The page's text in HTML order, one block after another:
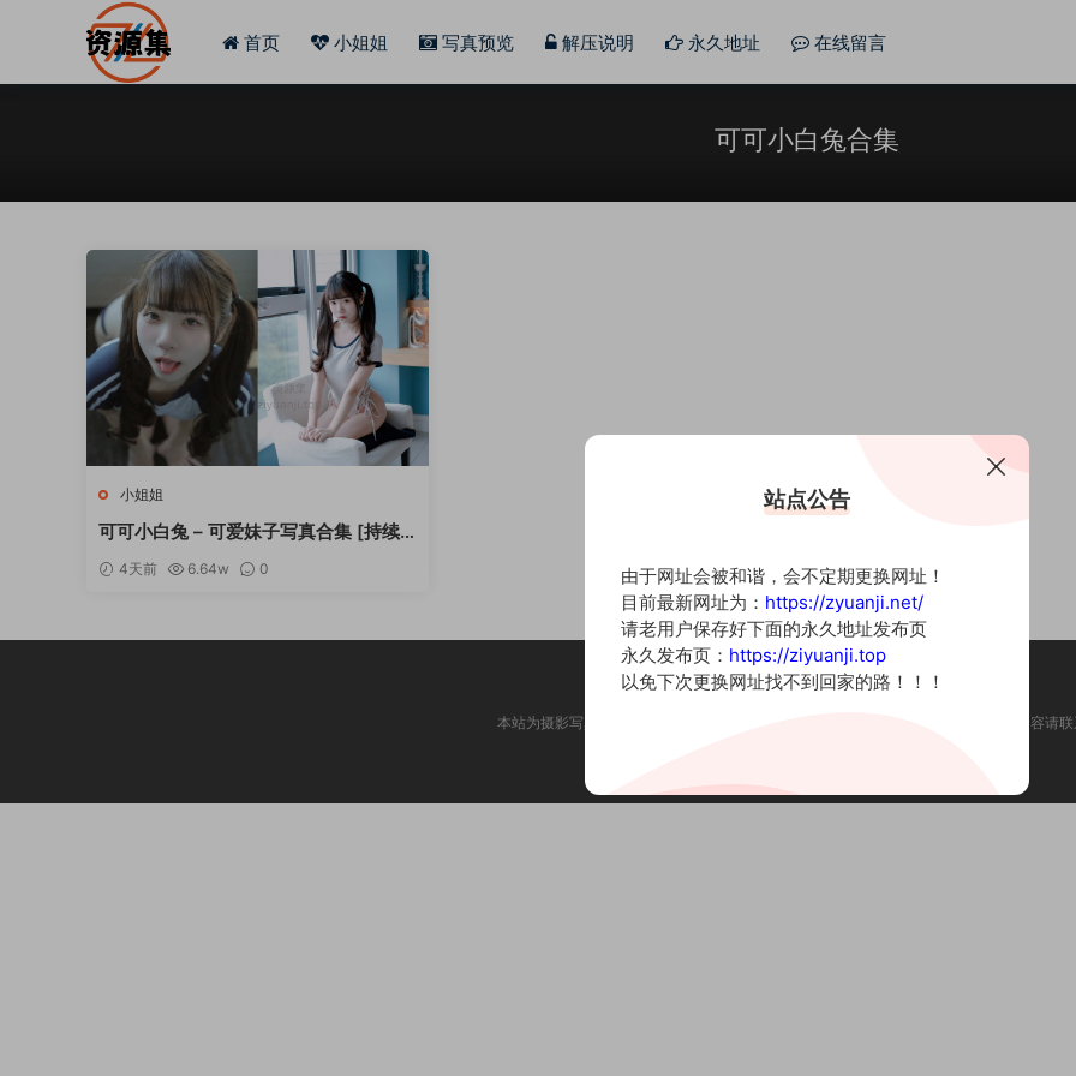
首页 小姐姐 写真预览 解压说明 永久地址 在线留言
可可小白兔合集
小姐姐
可可小白兔 – 可爱妹子写真合集 [持续
4天前 6.64w 0
本站为摄影写真图片网站，内容来自网络收集整理，仅作个人学习使用。如有违法内容请
站点公告
由于网址会被和谐，会不定期更换网址！
目前最新网址为： https://zyuanji.net/
请老用户保存好下面的永久地址发布页
永久发布页： https://ziyuanji.top
以免下次更换网址找不到回家的路！！！